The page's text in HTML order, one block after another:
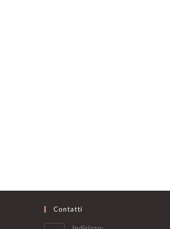
Contatti